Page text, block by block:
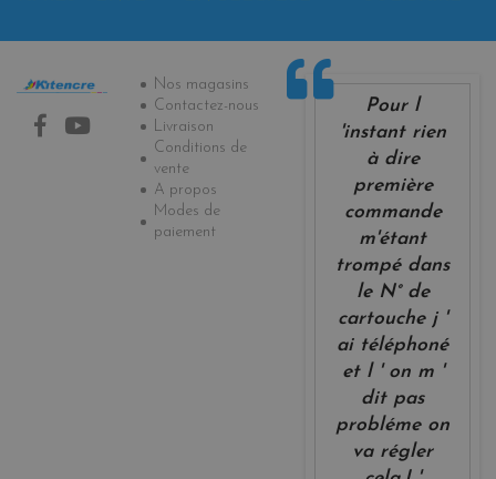
Informations
Nos magasins
Contactez-nous
Livraison
Conditions de
vente
A propos
Modes de
paiement
Pour l
'instant rien
à dire
première
commande
m'étant
trompé dans
le N° de
cartouche j '
ai téléphoné
et l ' on m '
dit pas
probléme on
va régler